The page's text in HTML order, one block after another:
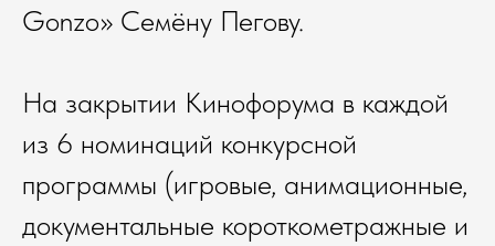
Gonzo» Семёну Пегову.
На закрытии Кинофорума в каждой
из 6 номинаций конкурсной
программы (игровые, анимационные,
документальные короткометражные и